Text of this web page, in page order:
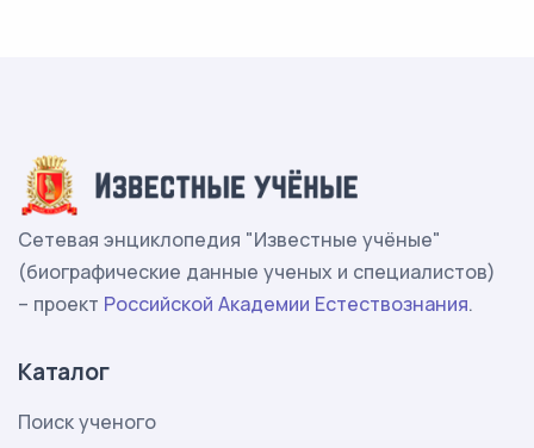
Сетевая энциклопедия "Известные учёные"
(биографические данные ученых и специалистов)
– проект Российской Академии Естествознания.
Каталог
Поиск ученого